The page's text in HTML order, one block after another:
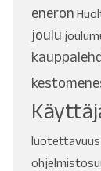
eneron
joulu
luotettavuus